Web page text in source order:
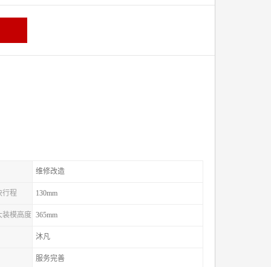
维修改造
行程 130mm
装模高度 365mm
沐凡
服务完善